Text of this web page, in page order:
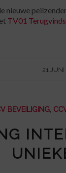
nieuwe
TV01
21 /
BEVEILIGING,